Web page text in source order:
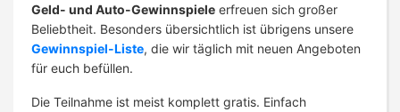
Geld- und Auto-Gewinnspiele erfreuen sich großer
Beliebtheit. Besonders übersichtlich ist übrigens unsere
Gewinnspiel-Liste, die wir täglich mit neuen Angeboten
für euch befüllen.
Die Teilnahme ist meist komplett gratis. Einfach